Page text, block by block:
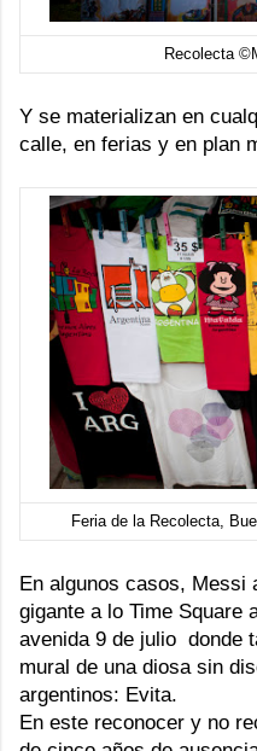
Recolecta
Y se materializan en
calle, en ferias y en plan
Feria de la Recolecta,
En algunos casos, Messi
gigante a lo Time Square
avenida 9 de julio donde
mural de una diosa sin
argentinos: Evita.
En este reconocer y no